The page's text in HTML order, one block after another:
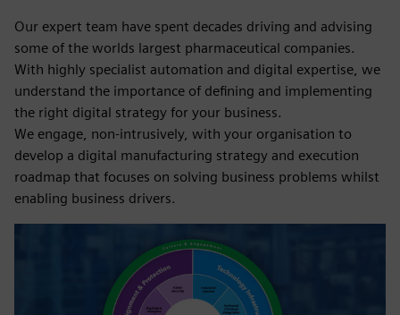
Our expert team have spent decades driving and advising
some of the worlds largest pharmaceutical companies.
With highly specialist automation and digital expertise, we
understand the importance of defining and implementing
the right digital strategy for your business.
We engage, non-intrusively, with your organisation to
develop a digital manufacturing strategy and execution
roadmap that focuses on solving business problems whilst
enabling business drivers.